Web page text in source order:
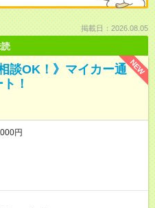
掲載日：2026.08.05
NEW
談OK！》マイカー通
！
円